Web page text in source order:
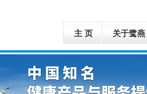
主 页 关于鹭燕